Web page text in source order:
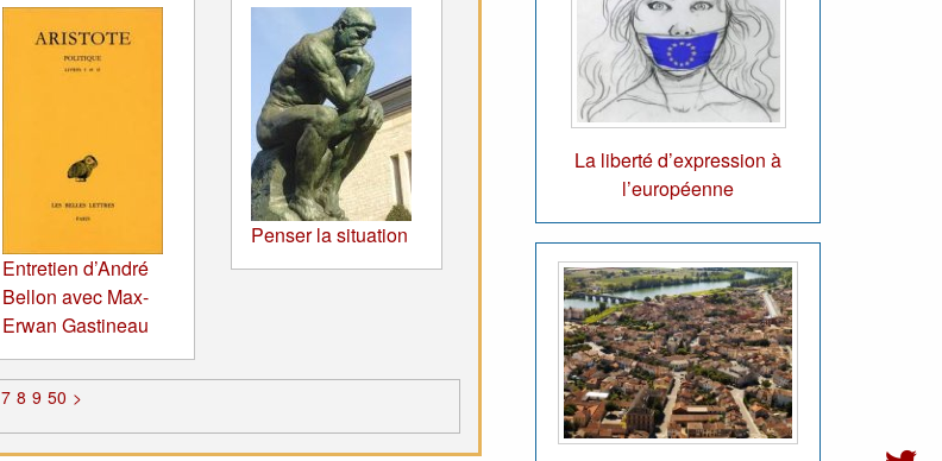
Entretien d’André
Bellon avec Max-
Erwan Gastineau
Penser la situation
7 8 9 50 >
La liberté d’expression à
l’européenne